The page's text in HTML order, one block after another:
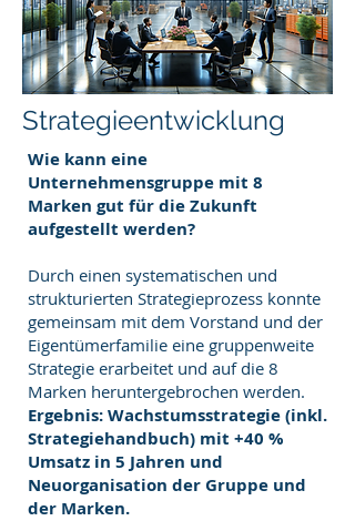
Strategieentwicklung
Wie kann eine
Unternehmensgruppe mit 8
Marken gut für die Zukunft
aufgestellt werden?
Durch einen systematischen und
strukturierten Strategieprozess konnte
gemeinsam mit dem Vorstand und der
Eigentümerfamilie eine gruppenweite
Strategie erarbeitet und auf die 8
Marken heruntergebrochen werden.
Ergebnis: Wachstumsstrategie (inkl.
Strategiehandbuch) mit +40 %
Umsatz in 5 Jahren und
Neuorganisation der Gruppe und
der Marken.